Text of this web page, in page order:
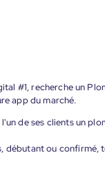
#1, recherche un
app du marché.
de ses clients un
débutant ou